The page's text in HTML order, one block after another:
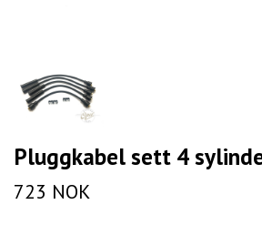
Pluggkabel sett 4
723 NOK